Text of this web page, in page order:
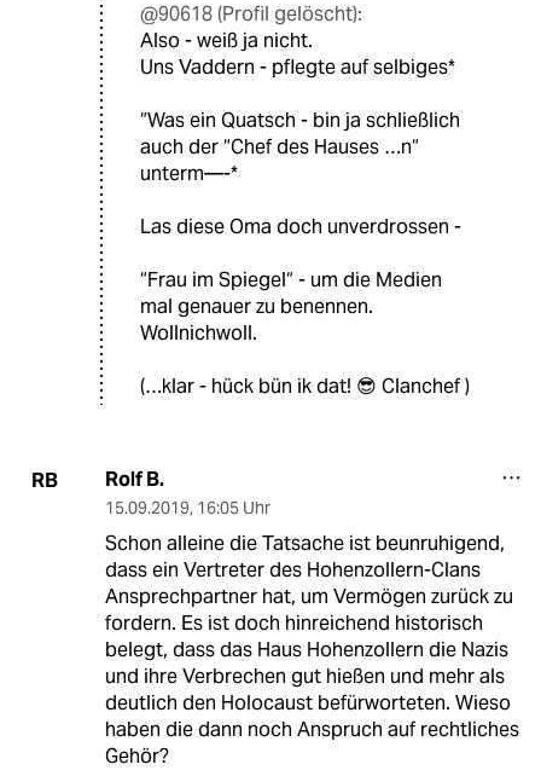
@90618 (Profil gelöscht):
Also - weiß ja nicht.
Uns Vaddern - pflegte auf selbiges*
“Was ein Quatsch - bin ja schließlich
auch der “Chef des Hauses …n“
unterm—-*
Las diese Oma doch unverdrossen -
“Frau im Spiegel“ - um die Medien
mal genauer zu benennen.
Wollnichwoll.
(…klar - hück bün ik dat! 😎 Clanchef )
RB Rolf B.
15.09.2019, 16:05 Uhr
Schon alleine die Tatsache ist beunruhigend,
dass ein Vertreter des Hohenzollern-Clans
Ansprechpartner hat, um Vermögen zurück zu
fordern. Es ist doch hinreichend historisch
belegt, dass das Haus Hohenzollern die Nazis
und ihre Verbrechen gut hießen und mehr als
deutlich den Holocaust befürworteten. Wieso
haben die dann noch Anspruch auf rechtliches
Gehör?